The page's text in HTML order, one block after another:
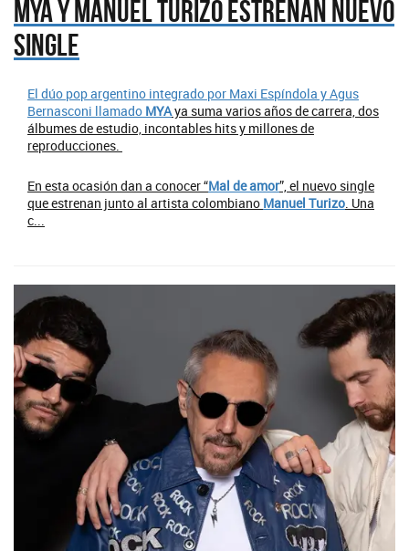
MYA y Manuel Turizo estrenan nuevo
single
El dúo pop argentino integrado por Maxi Espíndola y Agus
Bernasconi llamado MYAya suma varios años de carrera, dos
álbumes de estudio, incontables hits y millones de
reproducciones.
En esta ocasión dan a conocer “Mal de amor”, el nuevo single
que estrenan junto al artista colombiano Manuel Turizo. Una
c...